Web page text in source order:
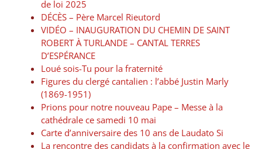
de loi 2025
DÉCÈS – Père Marcel Rieutord
VIDÉO – INAUGURATION DU CHEMIN DE SAINT
ROBERT À TURLANDE – CANTAL TERRES
D’ESPÉRANCE
Loué sois-Tu pour la fraternité
Figures du clergé cantalien : l’abbé Justin Marly
(1869-1951)
Prions pour notre nouveau Pape – Messe à la
cathédrale ce samedi 10 mai
Carte d’anniversaire des 10 ans de Laudato Si
La rencontre des candidats à la confirmation avec le